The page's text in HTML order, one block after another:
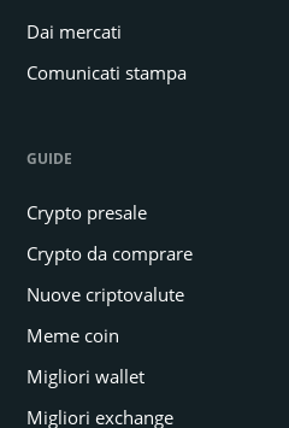
Dai mercati
Comunicati stampa
GUIDE
Crypto presale
Crypto da comprare
Nuove criptovalute
Meme coin
Migliori wallet
Migliori exchange